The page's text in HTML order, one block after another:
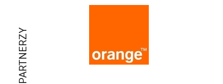
PARTNERZY